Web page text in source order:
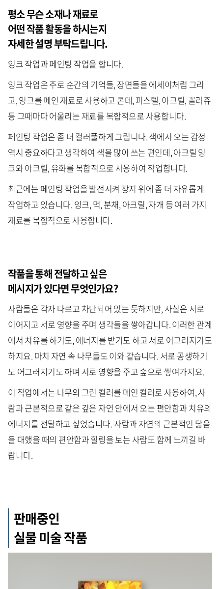
평소 무슨 소재나 재료로
어떤 작품 활동을 하시는지
자세한 설명 부탁드립니다.
잉크 작업과 페인팅 작업을 합니다.
잉크 작업은 주로 순간의 기억들, 장면들을 에세이처럼 그리
고, 잉크를 메인 재료로 사용하고 콘테, 파스텔, 아크릴, 꼴라쥬
등 그때마다 어울리는 재료를 복합적으로 사용합니다.
페인팅 작업은 좀 더 컬러풀하게 그립니다. 색에서 오는 감정
역시 중요하다고 생각하여 색을 많이 쓰는 편인데, 아크릴 잉
크와 아크릴, 유화를 복합적으로 사용하여 작업합니다.
최근에는 페인팅 작업을 발전시켜 장지 위에 좀 더 자유롭게
작업하고 있습니다. 잉크, 먹, 분채, 아크릴, 자개 등 여러 가지
재료를 복합적으로 사용합니다.
작품을 통해 전달하고 싶은
메시지가 있다면 무엇인가요?
사람들은 각자 다르고 차단되어 있는 듯하지만, 사실은 서로
이어지고 서로 영향을 주며 생각들을 쌓아갑니다. 이러한 관계
에서 치유를 하기도, 에너지를 받기도 하고 서로 어그러지기도
하지요. 마치 자연 속 나무들도 이와 같습니다. 서로 공생하기
도 어그러지기도 하며 서로 영향을 주고 숲으로 쌓여가지요.
이 작업에서는 나무의 그린 컬러를 메인 컬러로 사용하여, 사
람과 근본적으로 같은 깊은 자연 안에서 오는 편안함과 치유의
에너지를 전달하고 싶었습니다. 사람과 자연의 근본적인 닮음
을 대했을 때의 편안함과 힐링을 보는 사람도 함께 느끼길 바
랍니다.
판매중인
실물 미술 작품